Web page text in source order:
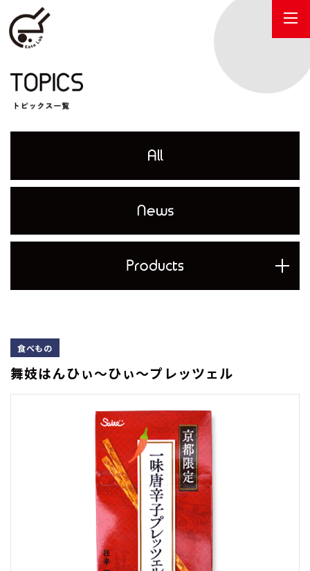
食べもの
舞妓はんひぃ～ひぃ～プレッツェル